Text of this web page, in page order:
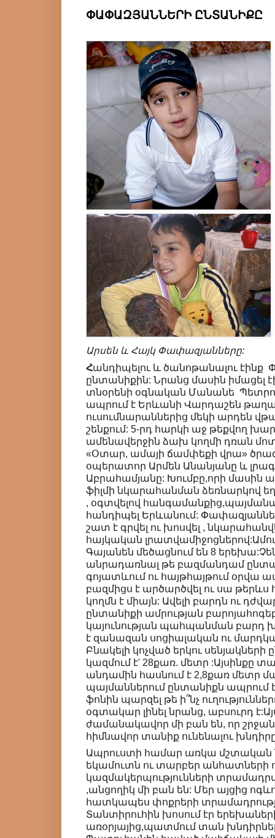
ՓԱՓԱԶՅԱՆՆԵՐԻ ԸՆՏԱՆԻՔԸ
Արսեն և Հայկ Փափազյանները:
Հանդիպելու և ծանոթանալու էինք
ընտանիքին: Նրանց մասին իմացել
տնօրենի օգնական Մանանե
ապրում է Երևանի Վարդաշեն
ուսումնարաններից մեկի արդեն
շենքում: 5-րդ հարկի աջ թեքվող
ամենավերջին ձախ կողմի դռան
«Օտար, ամայի ճամփեքի վրա»
օպերատոր Արմեն Անանյանը և
Աբրահամյանը: Խումբը,որի մասին
ֆիլմի նկարահանման ձեռնարկով
, օգտվելով
հանդիպել Երևանում:
շատ է գրվել ու խոսվել ,
հայկական
Գայանեն մեծացնում են 8
անրադառնալ թե բազմանդամ
գոյատևում ու հայթհայթում օրվա
բազմիցս է արծարծվել ու սա թերևս
կողմն է միայն: Ավելի բարդն ու
ընտանիքի ամրության
կայունության պահպանման բարդ
է զանազան սոցիալական ու
Բնակելի կոչված երկու սենյակների
կազմում է' 28քառ. մետր :Այսինքը
անդամին հասնում է 2,8քառ մետր
պայմաններում ընտանիքն ապրում
ֆոնին պարզել թե ի՞նչ
օգտակար լինել նրանց, աբսուրդ
ժամանակավոր մի բան են, որ
հիմնավոր տանիք ունենալու
Ապրուստի համար առկա մշտական
եկամուտն ու տարբեր անհատների
կազմակերպությունների
,անցողիկ մի բան են: Մեր այցից
հատկապես փոքրերի
Տանտիրուհին խոսում էր
առօրյայից,պատմում տան